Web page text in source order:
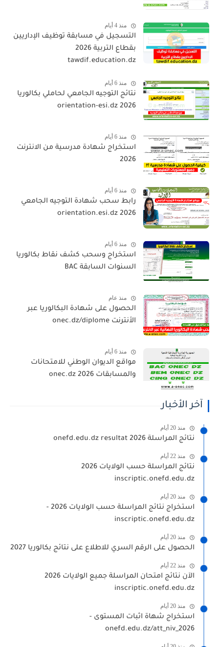
منذ 4 أيام
التسجيل في مسابقة توظيف الإداريين
بقطاع التربية 2026
tawdif.education.dz
منذ 6 أيام
نتائج التوجيه الجامعي لحاملي بكالوريا
2026 orientation-esi.dz
منذ 6 أيام
استخراج شهادة مدرسية من الانترنت
2026
منذ 6 أيام
رابط سحب شهادة التوجيه الجامعي
orientation.esi.dz 2026
منذ 6 أيام
استخراج وسحب كشف نقاط بكالوريا
السنوات السابقة BAC
منذ عام
الحصول على شهادة البكالوريا عبر
الأنترنت onec.dz/diplome
منذ 6 أيام
مواقع الديوان الوطني للامتحانات
والمسابقات 2026 onec.dz
آخر الأخبار
منذ 20 أيام
نتائج المراسلة 2026 onefd.edu.dz resultat
منذ 22 أيام
نتائج المراسلة حسب الولايات 2026
inscriptic.onefd.edu.dz
منذ 20 أيام
استخراج نتائج المراسلة حسب الولايات 2026 -
inscriptic.onefd.edu.dz
منذ 20 أيام
الحصول على الرقم السري للاطلاع على نتائج بكالوريا 2027
منذ 22 أيام
الآن نتائج امتحان المراسلة جميع الولايات 2026
inscriptic.onefd.edu.dz
منذ 20 أيام
استخراج شهاة اثبات المستوى -
onefd.edu.dz/att_niv_2026